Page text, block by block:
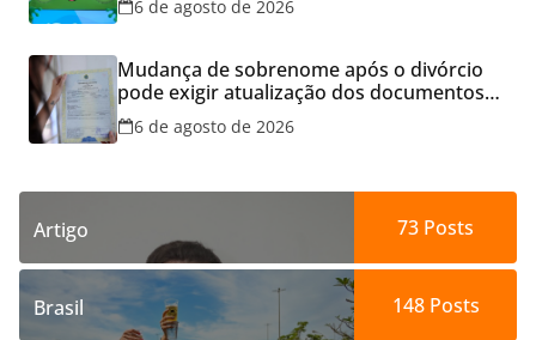
6 de agosto de 2026
Mudança de sobrenome após o divórcio
pode exigir atualização dos documentos
dos filhos para evitar transtornos
6 de agosto de 2026
Artigo 73 Posts
Brasil 148Posts